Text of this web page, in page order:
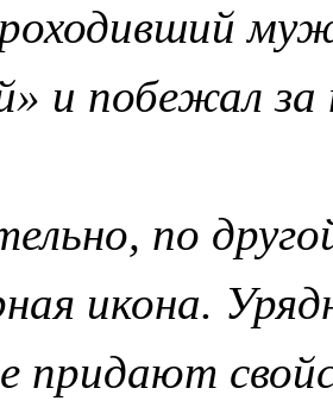
и побежал
по
икона.
придают